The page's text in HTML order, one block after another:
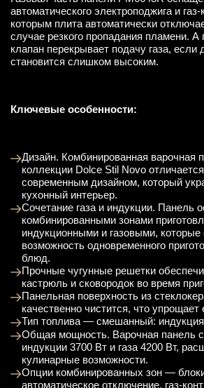
автоматического электроподжига и
которым плита автоматически
случае резкого пропадания пламени.
клапан перекрывает подачу газа, если
становится слишком высоким.
Ключевые особенности:
Дизайн. Комбинированная варочная
коллекции Dolce Stil Novo
современным дизайном, который
кухонный интерьер.
Сочетание газа и индукции. Панель
комбинированными зонами
индукционными и газовыми,
возможность одновременного
блюд.
Прочные чугунные решетки
кастрюль и сковородок во время
Панельная поверхность из
качественно чистится, что
Тип топлива — смешанный: индукция
Общая мощность. Варочная панель
индукции 3700 Вт и газа 4200 Вт,
кулинарные возможности.
Опции комбинированных зон —
автоматическое отключение, газ-